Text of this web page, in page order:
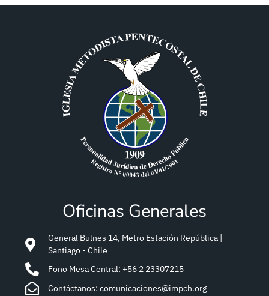
Oficinas Generales
General Bulnes 14, Metro Estación República |
Santiago - Chile
Fono Mesa Central: +56 2 23307215
Contáctanos: comunicaciones@impch.org